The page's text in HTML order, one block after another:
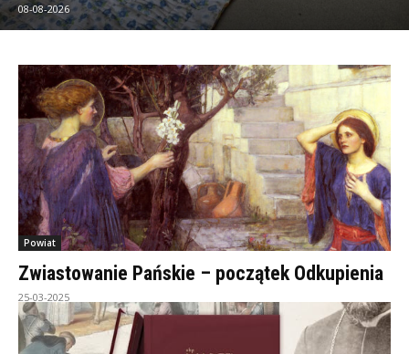
08-08-2026
Powiat
Zwiastowanie Pańskie – początek Odkupienia
25-03-2025